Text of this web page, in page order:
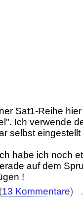
Sat1-Reihe
Ich verwende
selbst eingestellt
habe ich noch
auf dem
!
(13 Kommentare)